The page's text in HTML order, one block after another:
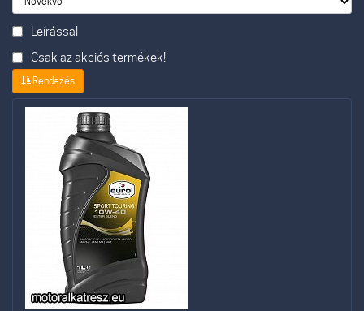
Leírással
Csak az akciós termékek!
Rendezés